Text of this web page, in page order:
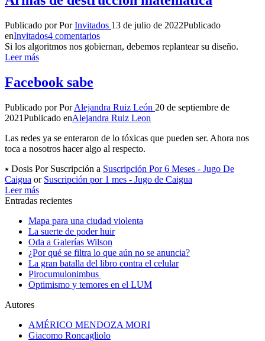
Publicado por PorInvitados 13 de julio de 2022Publicado
enInvitados4 comentarios
Si los algoritmos nos gobiernan, debemos replantear su diseño.
Leer más
Facebook sabe
Publicado por PorAlejandra Ruiz León 20 de septiembre de
2021Publicado enAlejandra Ruiz Leon
Las redes ya se enteraron de lo tóxicas que pueden ser. Ahora nos
toca a nosotros hacer algo al respecto.
⭑ Dosis Por Suscripción a Suscripción Por 6 Meses - Jugo De
Caigua or Suscripción por 1 mes - Jugo de Caigua
Leer más
Entradas recientes
Mapa para una ciudad violenta
La suerte de poder huir
Oda a Galerías Wilson
¿Por qué se filtra lo que aún no se anuncia?
La gran batalla del libro contra el celular
Pirocumulonimbus
Optimismo y temores en el LUM
Autores
AMÉRICO MENDOZA MORI
Giacomo Roncagliolo